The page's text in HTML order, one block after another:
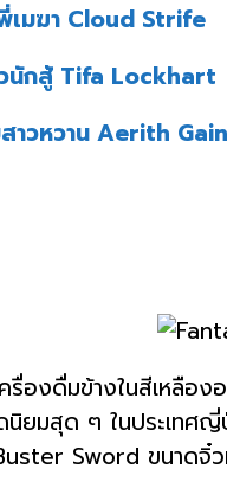
มฆา Cloud Strife
นักสู้ Tifa Lockhart
าวหวาน Aerith
รื่องดื่มข้างในสีเหลื
นิยมสุด ๆ ในประเท
Sword ขนาดจิ๋